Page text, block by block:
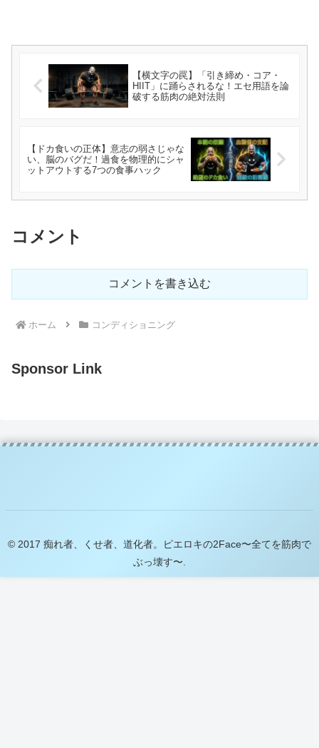
【横文字の罠】「引き締め・コア・
HIIT」に踊らされるな！エセ用語を論
破する筋肉の絶対法則
【ドカ食いの正体】意志の弱さじゃな
い、脳のバグだ！過食を物理的にシャ
ットアウトする7つの食事ハック
コメント
コメントを書き込む
ホーム コンディショニング
Sponsor Link
© 2017 痴れ者、くせ者、道化者。ピエロキの2Face〜全てを筋肉で
ぶっ壊す〜.